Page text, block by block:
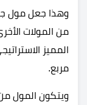
وهذا جعل مول
من المولات
المميز
مربع.
ويتكون المول